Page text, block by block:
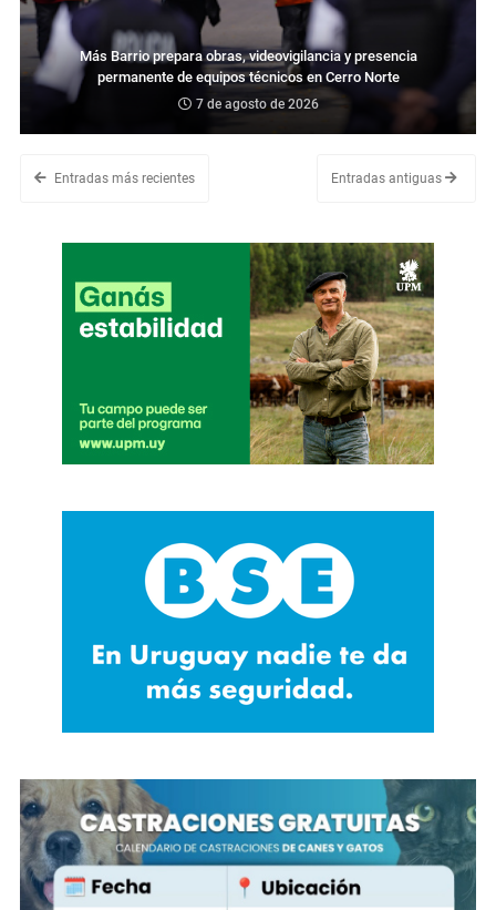
Más Barrio prepara obras, videovigilancia y presencia
permanente de equipos técnicos en Cerro Norte
7 de agosto de 2026
Entradas más recientes Entradas antiguas